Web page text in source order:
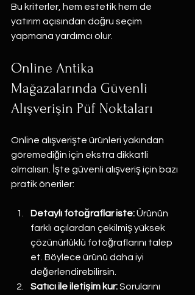
Bu kriterler, hem estetik hem de
yatırım açısından doğru seçim
yapmana yardımcı olur.
Online Antika
Mağazalarında Güvenli
Alışverişin Püf Noktaları
Online alışverişte ürünleri yakından
göremediğin için ekstra dikkatli
olmalısın. İşte güvenli alışveriş için bazı
pratik öneriler:
Detaylı fotoğraflar iste: Ürünün
farklı açılardan çekilmiş yüksek
çözünürlüklü fotoğraflarını talep
et. Böylece ürünü daha iyi
değerlendirebilirsin.
Satıcı ile iletişim kur: Sorularını